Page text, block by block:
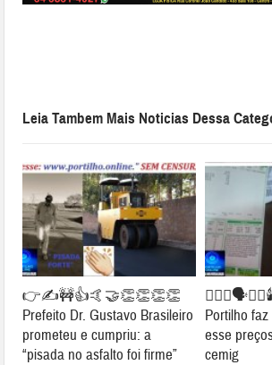
Leia Tambem Mais Noticias Dessa
👉✍🚧👍🤙🤝👏👏👏👏
Prefeito Dr. Gustavo Brasileiro
prometeu e cumpriu: a
“pisada no asfalto foi firme”
Portilho
esse
cemig